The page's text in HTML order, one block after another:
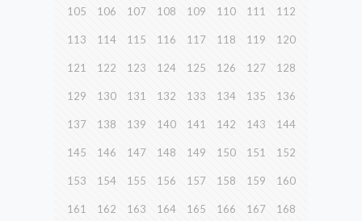
105 106 107 108 109 110 111 112
113 114 115 116 117 118 119 120
121 122 123 124 125 126 127 128
129 130 131 132 133 134 135 136
137 138 139 140 141 142 143 144
145 146 147 148 149 150 151 152
153 154 155 156 157 158 159 160
161 162 163 164 165 166 167 168